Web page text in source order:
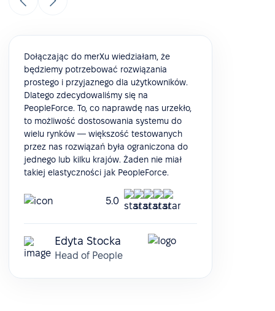
Dołączając do merXu wiedziałam, że
będziemy potrzebować rozwiązania
prostego i przyjaznego dla użytkowników.
Dlatego zdecydowaliśmy się na
PeopleForce. To, co naprawdę nas urzekło,
to możliwość dostosowania systemu do
wielu rynków — większość testowanych
przez nas rozwiązań była ograniczona do
jednego lub kilku krajów. Żaden nie miał
takiej elastyczności jak PeopleForce.
5.0
Edyta Stocka
Head of People